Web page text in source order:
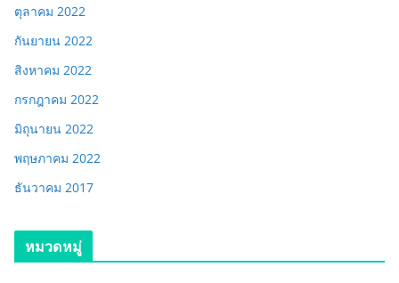
ตุลาคม 2022
กันยายน 2022
สิงหาคม 2022
กรกฎาคม 2022
มิถุนายน 2022
พฤษภาคม 2022
ธันวาคม 2017
หมวดหมู่